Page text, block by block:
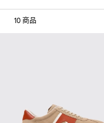
10商品